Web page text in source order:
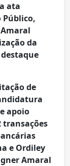
ata
da
de
apoio
e Ordiley
Amaral